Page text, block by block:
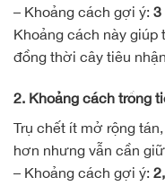
– Khoảng cách gợi ý: 3
Khoảng cách này giúp
đồng thời cây tiêu
2. Khoảng cách trồng
Trụ chết ít mở rộng
hơn nhưng vẫn cần
– Khoảng cách gợi ý: